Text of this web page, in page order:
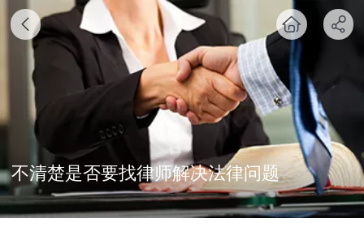
不清楚是否要找律师解决法律问题